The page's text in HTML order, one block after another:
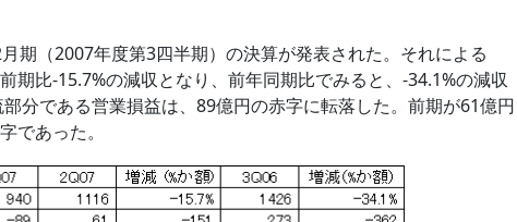
期（2007年度第3四半期）の決算が発表された。それによる
期比-15.7%の減収となり、前年同期比でみると、-34.1%の減収
分である営業損益は、89億円の赤字に転落した。前期が61億円
であった。